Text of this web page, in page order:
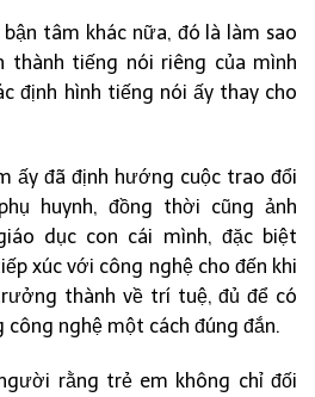
tâm khác nữa, đó là làm sao
thành tiếng nói riêng của mình
định hình tiếng nói ấy thay cho
ấy đã định hướng cuộc trao đổi
huynh, đồng thời cũng ảnh
dục con cái mình, đặc biệt
xúc với công nghệ cho đến khi
thành về trí tuệ, đủ để có
công nghệ một cách đúng đắn.
rằng trẻ em không chỉ đối